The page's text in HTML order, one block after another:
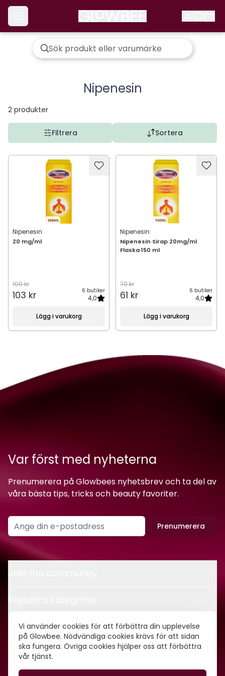
Vi använder cookies för att förbättra din upplevelse
på Glowbee. Nödvändiga cookies krävs för att sidan
ska fungera. Övriga cookies hjälper oss att förbättra
vår tjänst.
Nipenesin
2 produkter
Filtrera Sortera
Nipenesin
20 mg/ml
109 kr
103 kr 6 butiker
4,0
Lägg i varukorg
Nipenesin
Nipenesin Sirap 20mg/ml
Flaska 150 ml
70 kr
61 kr 6 butiker
4,0
Lägg i varukorg
Var först med nyheterna
Prenumerera på Glowbees nyhetsbrev och ta del av
våra bästa tips, tricks och beauty favoriter.
Prenumerera
Kontakt
Om oss